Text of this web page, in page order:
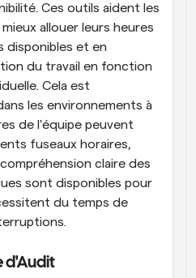
Ces outils aident les
allouer leurs heures
disponibles et en
du travail en fonction
Cela est
les environnements à
de l'équipe peuvent
fuseaux horaires,
claire des
sont disponibles pour
du temps de
d'Audit